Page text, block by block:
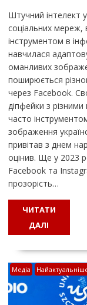
Штучний інтелект
соціальних мереж,
інструментом в
навчилася
оманливих
поширюється
через Facebook.
діпфейки з
часто
зображення
привітав з днем
оцінив. Ще у 2023
Facebook та
прозорість…
ЧИТАТИ
ДАЛІ
Медіа